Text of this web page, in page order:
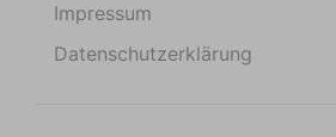
Impressum
Datenschutzerklärung